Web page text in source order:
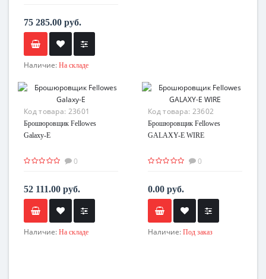
75 285.00 руб.
Наличие: На складе
Код товара: 23601
Брошюровщик Fellowes
Galaxy-E
0
52 111.00 руб.
Наличие: На складе
Код товара: 23602
Брошюровщик Fellowes
GALAXY-E WIRE
0
0.00 руб.
Наличие: Под заказ